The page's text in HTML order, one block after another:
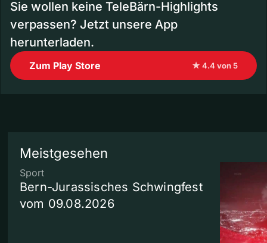
Sie wollen keine TeleBärn-Highlights
verpassen? Jetzt unsere App
herunterladen.
Zum Play Store ★ 4.4 von 5
Meistgesehen
Sport
Bern-Jurassisches Schwingfest
vom 09.08.2026